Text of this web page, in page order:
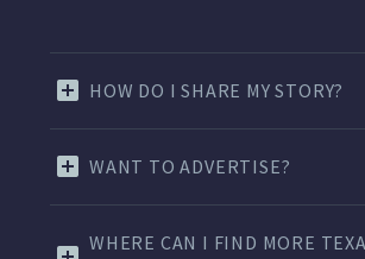
HOW DO I SHARE MY STORY?
WANT TO ADVERTISE?
WHERE CAN I FIND MORE